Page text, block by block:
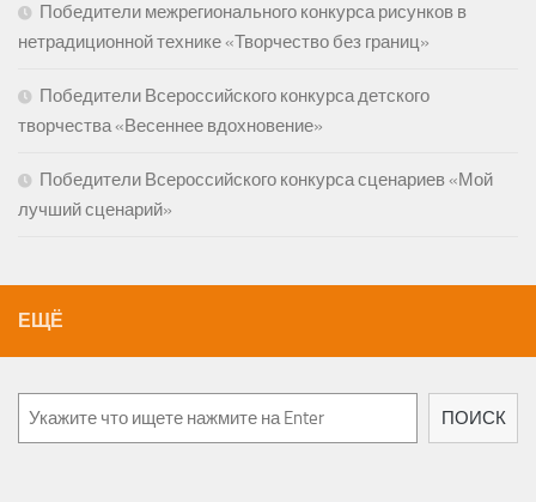
Победители межрегионального конкурса рисунков в
нетрадиционной технике «Творчество без границ»
Победители Всероссийского конкурса детского
творчества «Весеннее вдохновение»
Победители Всероссийского конкурса сценариев «Мой
лучший сценарий»
ЕЩЁ
ПОИСК